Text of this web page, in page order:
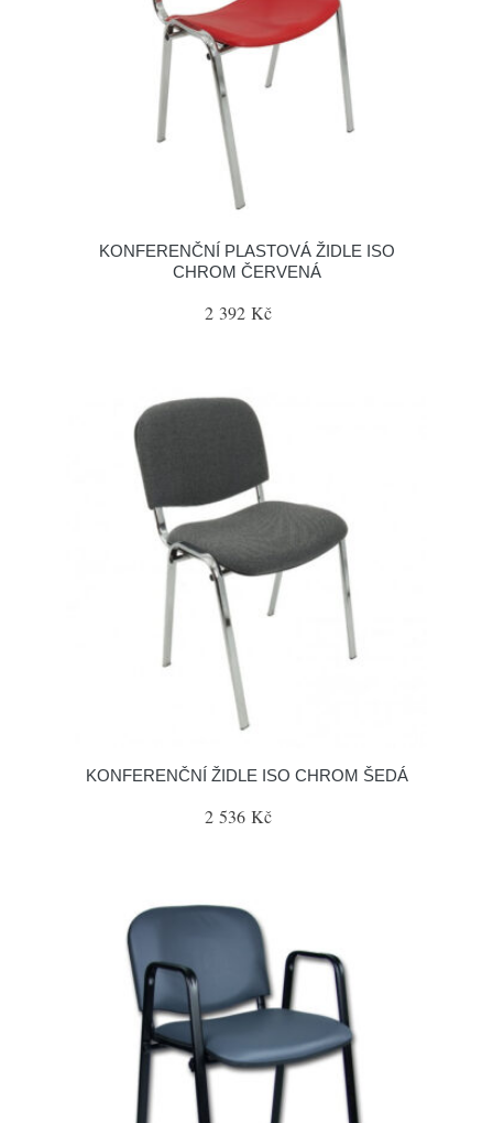
KONFERENČNÍ PLASTOVÁ ŽIDLE ISO
CHROM ČERVENÁ
2 392 Kč
KONFERENČNÍ ŽIDLE ISO CHROM ŠEDÁ
2 536 Kč